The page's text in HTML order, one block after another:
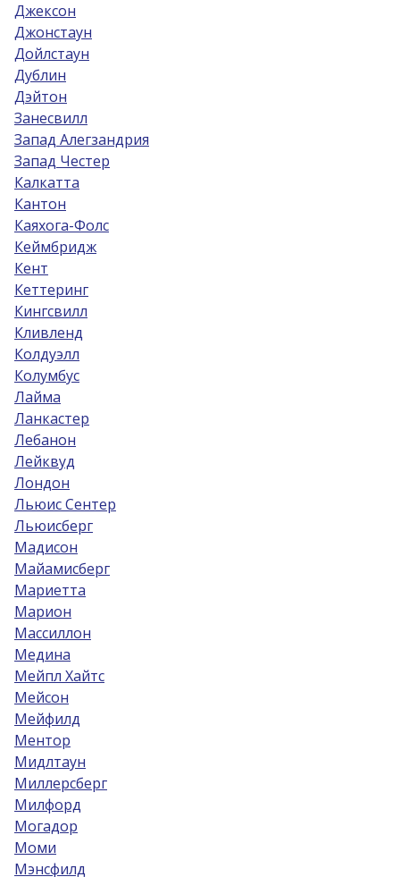
Джексон
Джонстаун
Дойлстаун
Дублин
Дэйтон
Занесвилл
Запад Алегзандрия
Запад Честер
Калкатта
Кантон
Каяхога-Фолс
Кеймбридж
Кент
Кеттеринг
Кингсвилл
Кливленд
Колдуэлл
Колумбус
Лайма
Ланкастер
Лебанон
Лейквуд
Лондон
Льюис Сентер
Льюисберг
Мадисон
Майамисберг
Мариетта
Марион
Массиллон
Медина
Мейпл Хайтс
Мейсон
Мейфилд
Ментор
Мидлтаун
Миллерсберг
Милфорд
Могадор
Моми
Мэнсфилд